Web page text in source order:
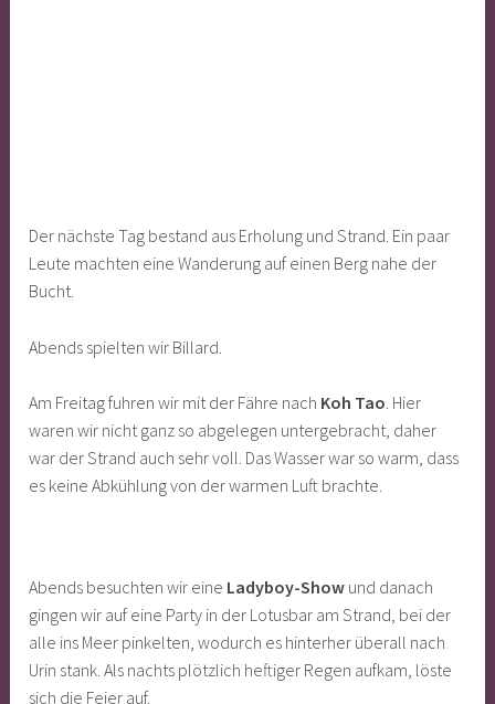
Der nächste Tag bestand aus Erholung und Strand. Ein paar
Leute machten eine Wanderung auf einen Berg nahe der
Bucht.
Abends spielten wir Billard.
Am Freitag fuhren wir mit der Fähre nach Koh Tao. Hier
waren wir nicht ganz so abgelegen untergebracht, daher
war der Strand auch sehr voll. Das Wasser war so warm, dass
es keine Abkühlung von der warmen Luft brachte.
Abends besuchten wir eine Ladyboy-Show und danach
gingen wir auf eine Party in der Lotusbar am Strand, bei der
alle ins Meer pinkelten, wodurch es hinterher überall nach
Urin stank. Als nachts plötzlich heftiger Regen aufkam, löste
sich die Feier auf.